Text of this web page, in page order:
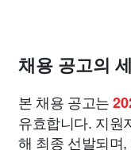
채용 공고의
본 채용 공고는
유효합니다. 지원
해 최종 선발되며